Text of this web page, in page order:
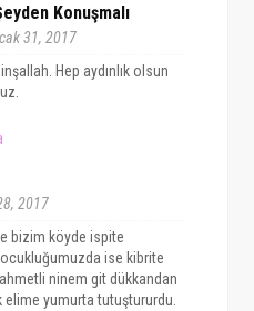
Konuşmalı
31, 2017
Hep aydınlık olsun
2017
bizim köyde ispite
ise kibrite
ninem git dükkandan
elime yumurta tutuştururdu.